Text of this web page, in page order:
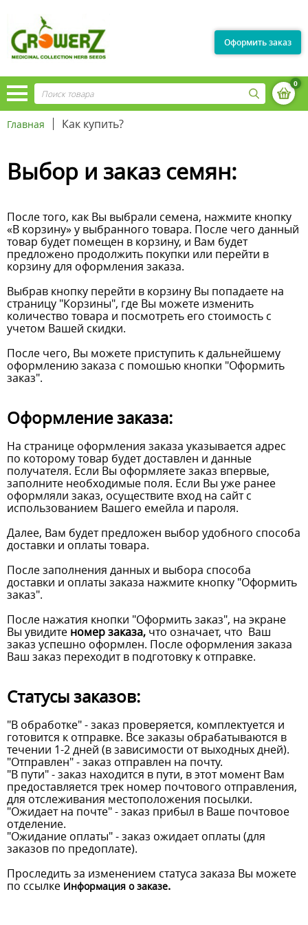
Оформить заказ
0
Главная Как купить?
Выбор и заказ семян:
После того, как Вы выбрали семена, нажмите кнопку
«В корзину» у выбранного товара. После чего данный
товар будет помещен в корзину, и Вам будет
предложено продолжить покупки или перейти в
корзину для оформления заказа.
Выбрав кнопку перейти в корзину Вы попадаете на
страницу "Корзины", где Вы можете изменить
количество товара и посмотреть его стоимость с
учетом Вашей скидки.
После чего, Вы можете приступить к дальнейшему
оформлению заказа с помошью кнопки "Оформить
заказ".
Оформление заказа:
На странице оформления заказа указывается адрес
по которому товар будет доставлен и данные
получателя. Если Вы оформляете заказ впервые,
заполните необходимые поля. Если Вы уже ранее
оформляли заказ, осуществите вход на сайт с
использованием Вашего емейла и пароля.
Далее, Вам будет предложен выбор удобного способа
доставки и оплаты товара.
После заполнения данных и выбора способа
доставки и оплаты заказа нажмите кнопку "Оформить
заказ".
После нажатия кнопки "Оформить заказ", на экране
Вы увидите номер заказа, что означает, что Ваш
заказ успешно оформлен. После оформления заказа
Ваш заказ переходит в подготовку к отправке.
Статусы заказов:
"В обработке" - заказ проверяется, комплектуется и
готовится к отправке. Все заказы обрабатываются в
течении 1-2 дней (в зависимости от выходных дней).
"Отправлен" - заказ отправлен на почту.
"В пути" - заказ находится в пути, в этот момент Вам
предоставляется трек номер почтового отправления,
для отслеживания местоположения посылки.
"Ожидает на почте" - заказ прибыл в Ваше почтовое
отделение.
"Ожидание оплаты" - заказ ожидает оплаты (для
заказов по предоплате).
Проследить за изменением статуса заказа Вы можете
по ссылке Информация о заказе.